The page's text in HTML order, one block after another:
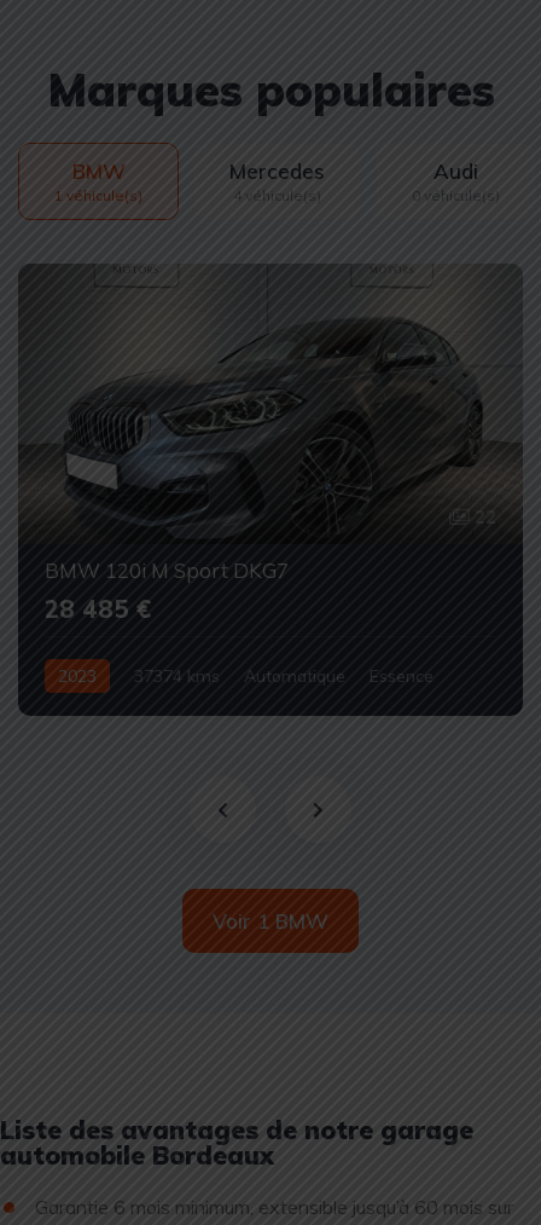
Marques populaires
BMW
1 véhicule(s)
Mercedes
4 véhicule(s)
Audi
0 véhicule(s)
22
BMW 120i M Sport DKG7
28 485 €
2023 37374 kms Automatique
Essence
Voir 1 BMW
Liste des avantages de notre garage
automobile Bordeaux
Garantie 6 mois minimum, extensible jusqu’à 60 mois sur